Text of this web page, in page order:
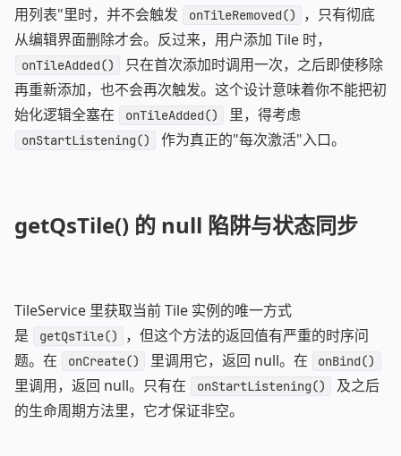
用列表"里时，并不会触发
onTileRemoved()
，只有彻底
从编辑界面删除才会。反过来，用户添加 Tile 时，
onTileAdded()
只在首次添加时调用一次，之后即使移除
再重新添加，也不会再次触发。这个设计意味着你不能把初
始化逻辑全塞在
onTileAdded() 里，得考虑
onStartListening() 作为真正的"每次激活"入口。
getQsTile() 的 null 陷阱与状态同步
TileService 里获取当前 Tile 实例的唯一方式
是
getQsTile()
，但这个方法的返回值有严重的时序问
题。在
onCreate() 里调用它，返回 null。在 onBind()
里调用，返回 null。只有在 onStartListening()
及之后
的生命周期方法里，它才保证非空。